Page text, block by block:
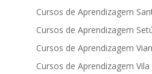
Cursos de Aprendizagem
Cursos de Aprendizagem
Cursos de Aprendizagem
Cursos de Aprendizagem Vila